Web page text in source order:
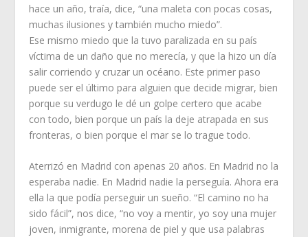
hace un año, traía, dice, “una maleta con pocas cosas,
muchas ilusiones y también mucho miedo”.
Ese mismo miedo que la tuvo paralizada en su país
víctima de un daño que no merecía, y que la hizo un día
salir corriendo y cruzar un océano. Este primer paso
puede ser el último para alguien que decide migrar, bien
porque su verdugo le dé un golpe certero que acabe
con todo, bien porque un país la deje atrapada en sus
fronteras, o bien porque el mar se lo trague todo.
Aterrizó en Madrid con apenas 20 años. En Madrid no la
esperaba nadie. En Madrid nadie la perseguía. Ahora era
ella la que podía perseguir un sueño. “El camino no ha
sido fácil”, nos dice, “no voy a mentir, yo soy una mujer
joven, inmigrante, morena de piel y que usa palabras